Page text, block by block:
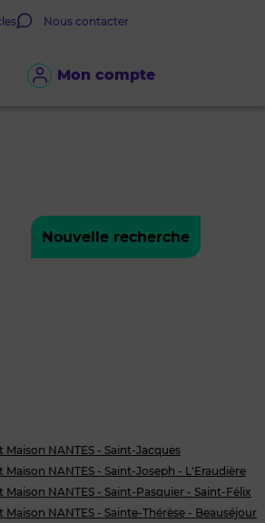
Mon compte
Nous contacter
Nouvelle recherche
Maison NANTES - Saint-Jacques
Maison NANTES - Saint-Joseph - L'Eraudière
Maison NANTES - Saint-Pasquier - Saint-Félix
Maison NANTES - Sainte-Thérèse - Beauséjour